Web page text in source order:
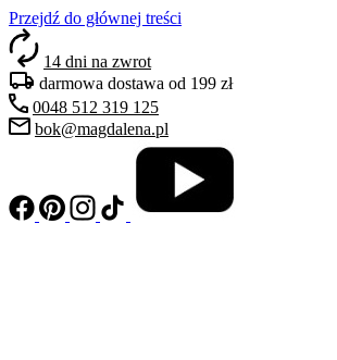
Przejdź do głównej treści
14 dni na zwrot
darmowa dostawa od 199 zł
0048 512 319 125
bok@magdalena.pl